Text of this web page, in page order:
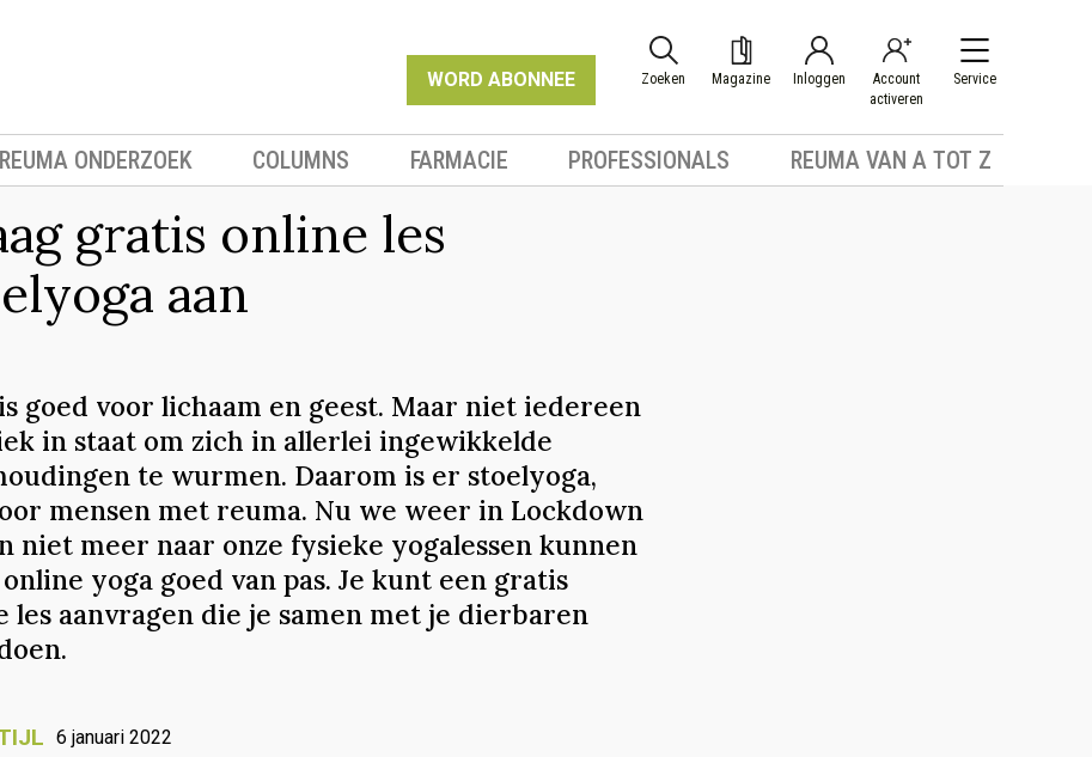
WORD ABONNEE Zoeken Magazine Inloggen
Account
activeren
Service
REUMA ONDERZOEK COLUMNS FARMACIE PROFESSIONALS REUMA VAN A TOT Z
gratis online les
aan
goed voor lichaam en geest. Maar niet iedereen
in staat om zich in allerlei ingewikkelde
te wurmen. Daarom is er stoelyoga,
mensen met reuma. Nu we weer in Lockdown
niet meer naar onze fysieke yogalessen kunnen
yoga goed van pas. Je kunt een gratis
les aanvragen die je samen met je dierbaren
6 januari 2022